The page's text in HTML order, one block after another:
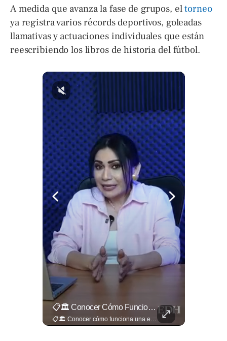
A medida que avanza la fase de grupos, eltorneo
ya registra varios récords deportivos, goleadas
llamativas y actuaciones individuales que están
reescribiendo los libros de historia del fútbol.
📋🏛️ Conocer Cómo Funciona Una Entrevista Consular Puede Marcar La Diferencia.
📋🏛️ Conocer cómo funciona una entrevista consular puede marcar la diferencia. Desde la información que el oficial revisa antes de recibirte hasta la importancia de responder con naturalidad y coherencia, una buena preparación puede darte mayor confianza al momento de acudir a la Embajada. Más detalles sobre migración en ➡️ eldiariodehoy.com